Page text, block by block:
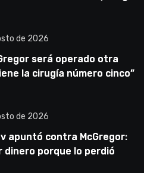
de 2026
será operado otra
la cirugía número cinco”
de 2026
apuntó contra McGregor:
dinero porque lo perdió